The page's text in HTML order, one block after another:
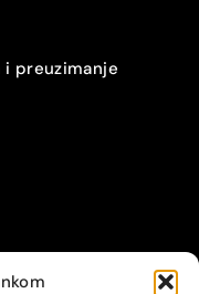
i preuzimanje